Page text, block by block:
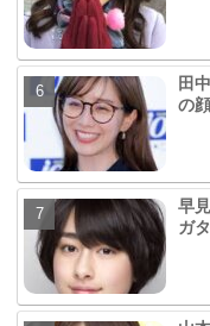
田
の
早
ガ